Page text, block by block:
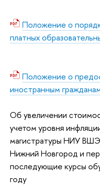
Положение о
платных
Положение о
иностранным
Об увеличении
учетом уровня
магистратуры НИУ
Нижний Новгород и
последующие курсы
году